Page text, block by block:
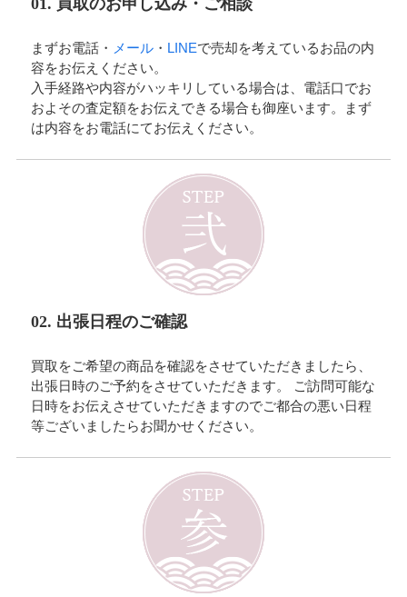
まずお電話・ メール・ LINEで売却を考えているお品の内
容をお伝えください。
入手経路や内容がハッキリしている場合は、電話口でお
およその査定額をお伝えできる場合も御座います。まず
は内容をお電話にてお伝えください。
02. 出張日程のご確認
買取をご希望の商品を確認をさせていただきましたら、
出張日時のご予約をさせていただきます。 ご訪問可能な
日時をお伝えさせていただきますのでご都合の悪い日程
等ございましたらお聞かせください。